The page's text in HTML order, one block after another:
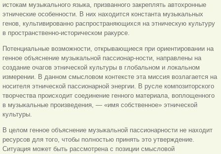
истокам музыкального языка, призванного закреплять автохронные
этнические особенности. В них находится константа музыкальных
генов, культивированно распространяющихся на этническую культуру
в пространственно-историческом ракурсе.
Потенциальные возможности, открывающиеся при ориентировании на
генное объяснение музыкальной пассионар-ности, направлены на
создание очагов этнической культуры в глобальном и локальном
измерении. В данном смысловом контексте эта миссия возлагается на
носителя этнической пассионарной энергии. В русле композиторского
творчества происходит соединение генного материала, воплощенного
в музыкальные произведения, — «имя собственное» этнической
культуры.
В целом генное объяснение музыкальной пассионарности не находит
ресурсов для того, чтобы полностью принять это утверждение.
Ситуация может быть рассмотрена с позиции смысловой